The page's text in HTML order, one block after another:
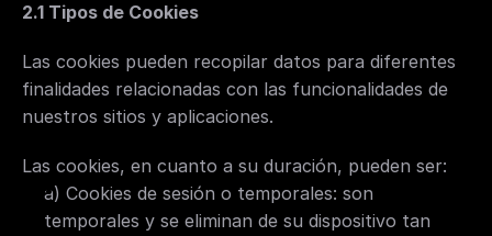
2.1 Tipos de Cookies
Las cookies pueden recopilar datos para diferentes
finalidades relacionadas con las funcionalidades de
nuestros sitios y aplicaciones.
Las cookies, en cuanto a su duración, pueden ser:
a) Cookies de sesión o temporales: son
temporales y se eliminan de su dispositivo tan